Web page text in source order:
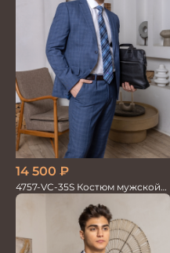
14 500 ₽
4757-VC-35S Костюм мужской
двойка